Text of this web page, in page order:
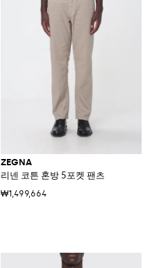
ZEGNA
리넨 코튼 혼방 5포켓 팬츠
₩1,499,664